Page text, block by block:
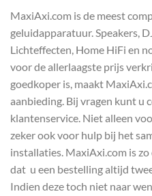
MaxiAxi.com is de meest
geluidapparatuur. Speakers,
Lichteffecten, Home HiFi en
voor de allerlaagste prijs
goedkoper is, maakt
aanbieding. Bij vragen kunt u
klantenservice. Niet alleen
zeker ook voor hulp bij het
installaties. MaxiAxi.com is
dat u een bestelling altijd
Indien deze toch niet naar